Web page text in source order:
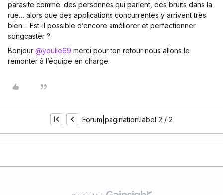
parasite comme: des personnes qui parlent, des bruits dans la
rue… alors que des applications concurrentes y arrivent très
bien… Est-il possible d’encore améliorer et perfectionner
songcaster ?
Bonjour @youlie69 merci pour ton retour nous allons le
remonter à l’équipe en charge.
Forum|pagination.label 2 / 2